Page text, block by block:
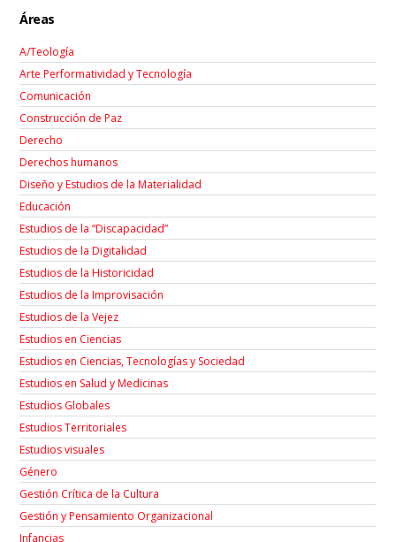
Áreas
A/Teología
Arte Performatividad y Tecnología
Comunicación
Construcción de Paz
Derecho
Derechos humanos
Diseño y Estudios de la Materialidad
Educación
Estudios de la “Discapacidad”
Estudios de la Digitalidad
Estudios de la Historicidad
Estudios de la Improvisación
Estudios de la Vejez
Estudios en Ciencias
Estudios en Ciencias, Tecnologías y Sociedad
Estudios en Salud y Medicinas
Estudios Globales
Estudios Territoriales
Estudios visuales
Género
Gestión Crítica de la Cultura
Gestión y Pensamiento Organizacional
Infancias